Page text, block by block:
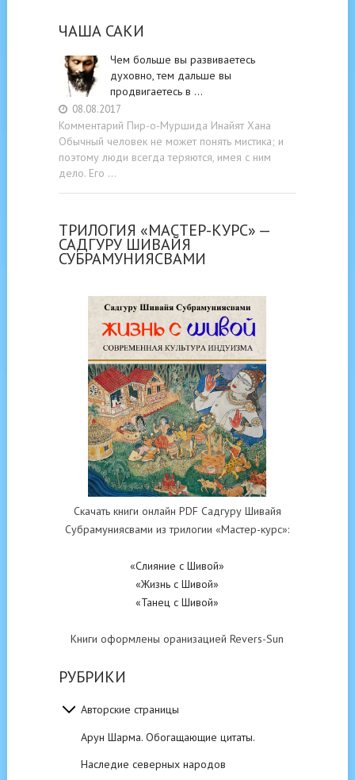
ЧАША САКИ
Чем больше вы развиваетесь
духовно, тем дальше вы
продвигаетесь в …
08.08.2017
Комментарий Пир-о-Муршида Инайят Хана
Обычный человек не может понять мистика; и
поэтому люди всегда теряются, имея с ним
дело. Его …
ТРИЛОГИЯ «МАСТЕР-КУРС» —
САДГУРУ ШИВАЙЯ
СУБРАМУНИЯСВАМИ
Скачать книги онлайн PDF Садгуру Шивайя
Субрамуниясвами из трилогии «Мастер-курс»:
«Слияние с Шивой»
«Жизнь с Шивой»
«Танец с Шивой»
Книги оформлены оранизацией Revers-Sun
РУБРИКИ
Авторские страницы
Арун Шарма. Обогащающие цитаты.
Наследие северных народов